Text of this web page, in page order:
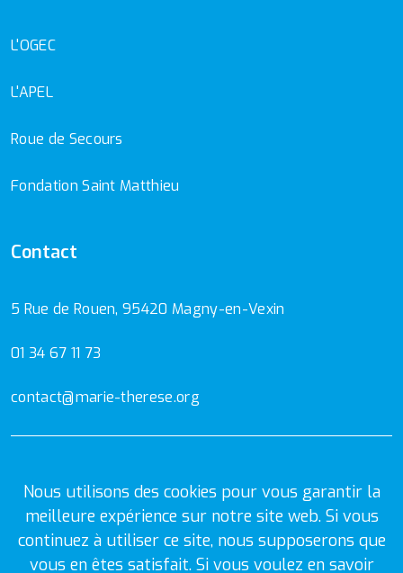
Nous utilisons des cookies pour vous garantir la
meilleure expérience sur notre site web. Si vous
continuez à utiliser ce site, nous supposerons que
vous en êtes satisfait. Si vous voulez en savoir
L'OGEC
L'APEL
Roue de Secours
Fondation Saint Matthieu
Contact
5 Rue de Rouen, 95420 Magny-en-Vexin
01 34 67 11 73
contact@marie-therese.org
Mentions Légales Politique de confidentialité